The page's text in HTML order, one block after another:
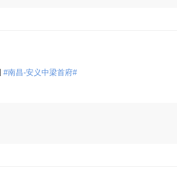
#南昌-安义中梁首府#